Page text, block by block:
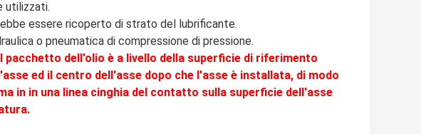
utilizzati.
essere ricoperto di strato del lubrificante.
o pneumatica di compressione di pressione.
pacchetto dell'olio è a livello della superficie di riferimento
ed il centro dell'asse dopo che l'asse è installata, di modo
in in una linea cinghia del contatto sulla superficie dell'asse